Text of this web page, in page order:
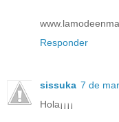
Responder
sissuka 7 de
Hola¡¡¡¡